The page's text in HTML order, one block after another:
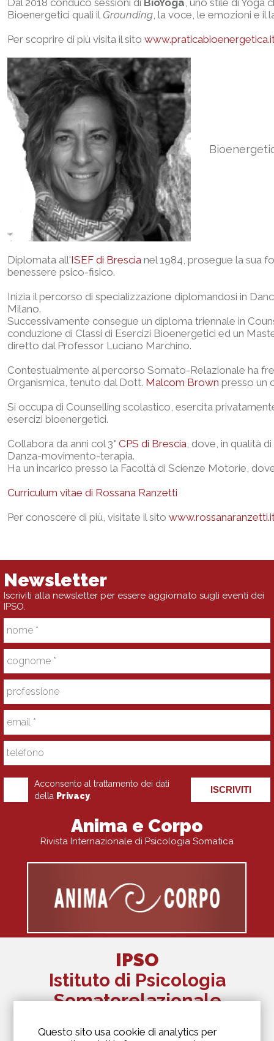
Questo sito usa cookie di analytics per
Dal 2018 conduco sessioni di BioYoga, uno stile di Yoga
Bioenergetici quali il Grounding, la voce, le emozioni e
Per scoprire di più visita il sito
Diplomata all'ISEF di Brescia nel 1984, prosegue la sua
benessere psico-fisico.
Inizia il percorso di specializzazione diplomandosi in
Milano.
Successivamente consegue un diploma triennale in
conduzione di Classi di Esercizi Bioenergetici ed un
diretto dal Professor Luciano Marchino.
Contestualmente al percorso Somato-Relazionale ha
Organismica, tenuto dal Dott. Malcom Brown presso un
Si occupa di Counselling scolastico, esercita
esercizi bioenergetici.
Collabora da anni col 3° CPS di Brescia, dove, in qualità
Danza-movimento-terapia.
Ha un incarico presso la Facoltà di Scienze Motorie,
Curriculum vitae di Rossana Ranzetti
Per conoscere di più, visitate il sito
Newsletter
Iscriviti alla newsletter per essere aggiornato sugli eventi dei
IPSO.
Acconsento al trattamento dei dati
della Privacy
ISCRIVITI
Anima e Corpo
Rivista Internazionale di Psicologia Somatica
IPSO
Istituto di Psicologia
Somatorelazionale